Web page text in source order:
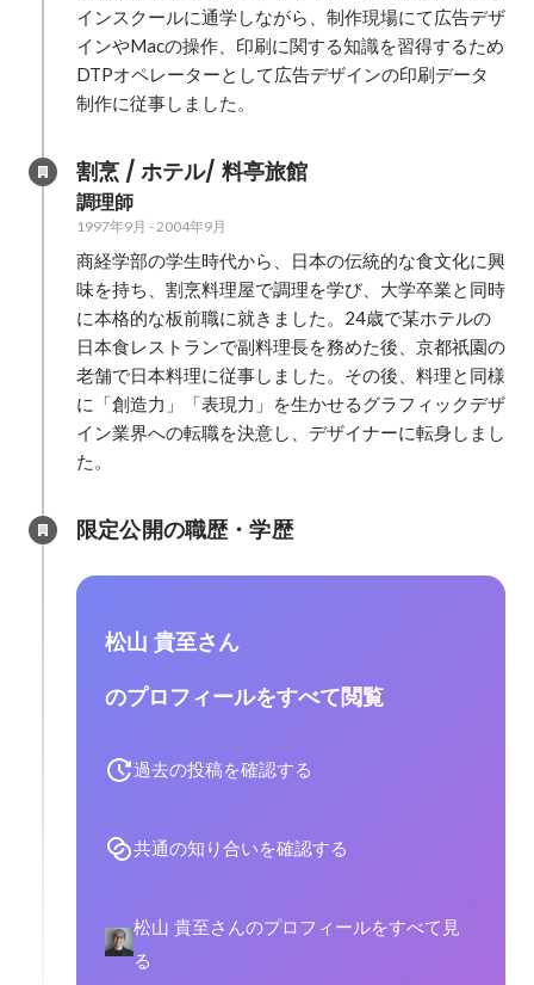
インスクールに通学しながら、制作現場にて広告デザ
インやMacの操作、印刷に関する知識を習得するため
DTPオペレーターとして広告デザインの印刷データ
制作に従事しました。
割烹 / ホテル/ 料亭旅館
調理師
1997年9月 -2004年9月
商経学部の学生時代から、日本の伝統的な食文化に興
味を持ち、割烹料理屋で調理を学び、大学卒業と同時
に本格的な板前職に就きました。24歳で某ホテルの
日本食レストランで副料理長を務めた後、京都祇園の
老舗で日本料理に従事しました。その後、料理と同様
に「創造力」「表現力」を生かせるグラフィックデザ
イン業界への転職を決意し、デザイナーに転身しまし
た。
限定公開の職歴・学歴
松山 貴至さん
のプロフィールをすべて閲覧
過去の投稿を確認する
共通の知り合いを確認する
松山 貴至さんのプロフィールをすべて見
る